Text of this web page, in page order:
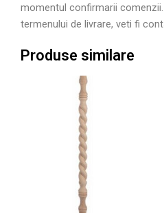
momentul confirmarii
termenului de livrare, veti fi
Produse similare